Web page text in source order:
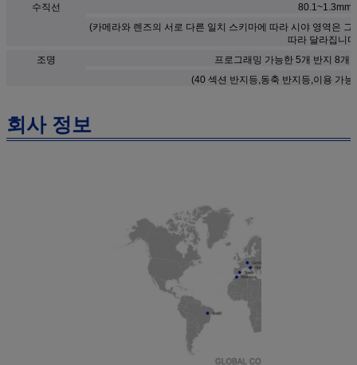
수직선
80.1~1.3mm
(카메라와 렌즈의 서로 다른 일치 스키마에 따라 시야 영역은
따라 달라집니
조명
프로그래밍 가능한 5개 반지 8개
(40 섹션 반지등,동축 반지등,이용 가
회사 정보